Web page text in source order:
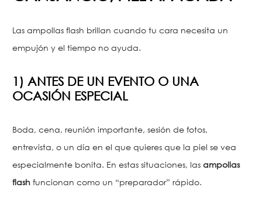
Las ampollas flash brillan cuando tu cara necesita un
empujón y el tiempo no ayuda.
1) ANTES DE UN EVENTO O UNA
OCASIÓN ESPECIAL
Boda, cena, reunión importante, sesión de fotos,
entrevista, o un día en el que quieres que la piel se vea
especialmente bonita. En estas situaciones, las ampollas
flashfuncionan como un “preparador” rápido.